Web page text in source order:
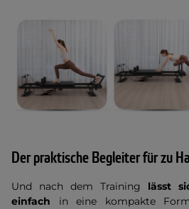
Der praktische Begleiter für zu
Und nach dem Training lässt
einfach in eine kompakte